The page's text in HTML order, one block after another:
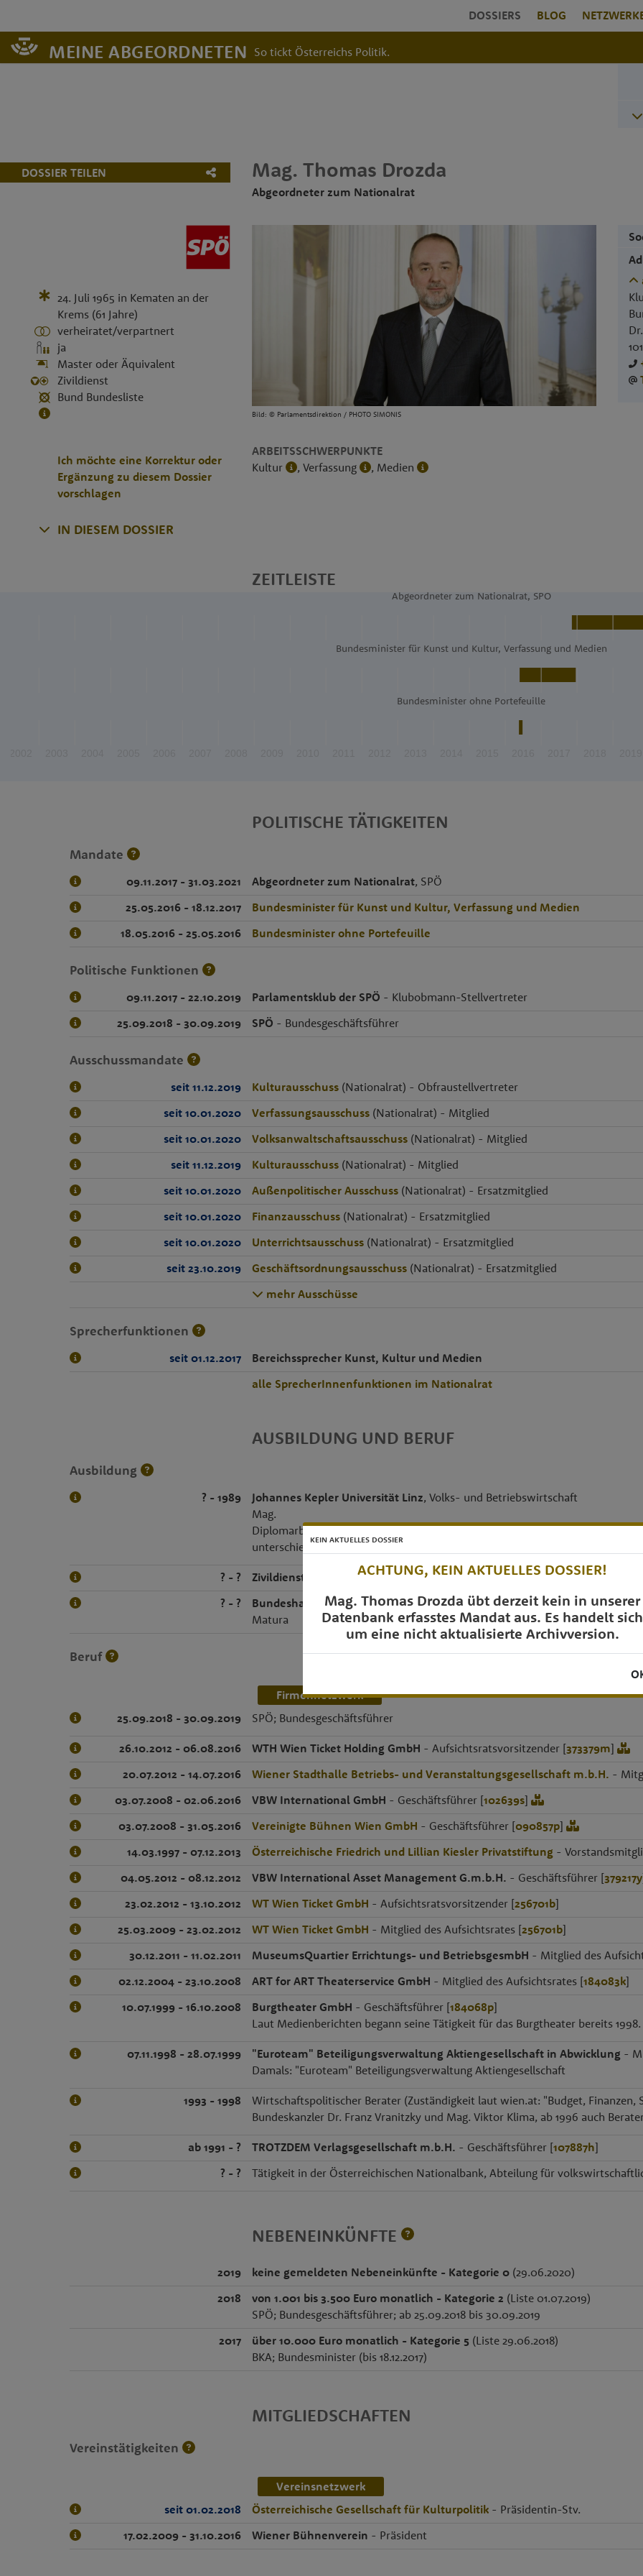
DOSSIERS BLOG
MEINE ABGEORDNETEN So tickt Österreichs Politik.
DOSSIER TEILEN Mag. Thomas Drozda
Abgeordneter zum Nationalrat
24. Juli 1965 in Kematen an der
Krems (61 Jahre)
verheiratet/verpartnert
ja
Master oder Äquivalent
Zivildienst
Bund Bundesliste
Ich möchte eine Korrektur oder
Ergänzung zu diesem Dossier
vorschlagen
IN DIESEM DOSSIER
Bild: © Parlamentsdirektion / PHOTO SIMONIS
ARBEITSSCHWERPUNKTE
Kultur
, Verfassung , Medien
ZEITLEISTE
Abgeordneter zum Nationalrat, SPÖ
Bundesminister für Kunst und Kultur, Verfassung und Medien
Bundesminister ohne Portefeuille
POLITISCHE TÄTIGKEITEN
Mandate
09.11.2017 - 31.03.2021 Abgeordneter zum Nationalrat, SPÖ
25.05.2016 - 18.12.2017
Bundesminister für Kunst und Kultur, Verfassung und Medien
18.05.2016 - 25.05.2016
Bundesminister ohne Portefeuille
Politische Funktionen
09.11.2017 - 22.10.2019 Parlamentsklub der SPÖ - Klubobmann-Stellvertreter
25.09.2018 - 30.09.2019
SPÖ - Bundesgeschäftsführer
Ausschussmandate
seit 11.12.2019 Kulturausschuss (Nationalrat) - Obfraustellvertreter
seit 10.01.2020
Verfassungsausschuss (Nationalrat) - Mitglied
seit 10.01.2020
Volksanwaltschaftsausschuss (Nationalrat) - Mitglied
seit 11.12.2019
Kulturausschuss (Nationalrat) - Mitglied
seit 10.01.2020
Außenpolitischer Ausschuss (Nationalrat) - Ersatzmitglied
seit 10.01.2020
Finanzausschuss (Nationalrat) - Ersatzmitglied
seit 10.01.2020
Unterrichtsausschuss (Nationalrat) - Ersatzmitglied
seit 23.10.2019
Geschäftsordnungsausschuss (Nationalrat) - Ersatzmitglied
mehr Ausschüsse
Sprecherfunktionen
seit 01.12.2017
Bereichssprecher Kunst, Kultur und Medien
alle SprecherInnenfunktionen im Nationalrat
AUSBILDUNG UND BERUF
Ausbildung
? - 1989 Johannes Kepler Universität Linz, Volks- und Betriebswirtschaft
Mag.
Diplomarbeit (1989): "Die Internationalisierung verstaatlichter und privater
unterschiedliche Motivationen und Fähigkeiten"
? - ?
Zivildienst
? - ?
Bundeshandelsakademie, Traun
Matura
Beruf
Firmennetzwerk
25.09.2018 - 30.09.2019
SPÖ; Bundesgeschäftsführer
26.10.2012 - 06.08.2016 WTH Wien Ticket Holding GmbH - Aufsichtsratsvorsitzender [373379m]
20.07.2012 - 14.07.2016
Wiener Stadthalle Betriebs- und Veranstaltungsgesellschaft m.b.H. -
03.07.2008 - 02.06.2016
VBW International GmbH - Geschäftsführer [102639s]
03.07.2008 - 31.05.2016
Vereinigte Bühnen Wien GmbH - Geschäftsführer [090857p]
14.03.1997 - 07.12.2013
Österreichische Friedrich und Lillian Kiesler Privatstiftung -
04.05.2012 - 08.12.2012
VBW International Asset Management G.m.b.H. - Geschäftsführer [379217y
23.02.2012 - 13.10.2012
WT Wien Ticket GmbH - Aufsichtsratsvorsitzender [256701b]
25.03.2009 - 23.02.2012
WT Wien Ticket GmbH - Mitglied des Aufsichtsrates [256701b]
30.12.2011 - 11.02.2011
MuseumsQuartier Errichtungs- und BetriebsgesmbH - Mitglied des
02.12.2004 - 23.10.2008
ART for ART Theaterservice GmbH - Mitglied des Aufsichtsrates [184083k]
10.07.1999 - 16.10.2008
Burgtheater GmbH - Geschäftsführer [184068p]
Laut Medienberichten begann seine Tätigkeit für das Burgtheater bereits 1998.
07.11.1998 - 28.07.1999 "Euroteam" Beteiligungsverwaltung Aktiengesellschaft in Abwicklung -
Damals: "Euroteam" Beteiligungsverwaltung Aktiengesellschaft
1993 - 1998
Wirtschaftspolitischer Berater (Zuständigkeit laut wien.at: "Budget, Finanzen,
Bundeskanzler Dr. Franz Vranitzky und Mag. Viktor Klima, ab 1996 auch
ab 1991 - ? TROTZDEM Verlagsgesellschaft m.b.H. - Geschäftsführer [107887h]
? - ?
Tätigkeit in der Österreichischen Nationalbank, Abteilung für
NEBENEINKÜNFTE
2019 keine gemeldeten Nebeneinkünfte - Kategorie 0 (29.06.2020)
2018
von 1.001 bis 3.500 Euro monatlich - Kategorie 2 (Liste 01.07.2019)
SPÖ; Bundesgeschäftsführer; ab 25.09.2018 bis 30.09.2019
2017
über 10.000 Euro monatlich - Kategorie 5 (Liste 29.06.2018)
BKA; Bundesminister (bis 18.12.2017)
MITGLIEDSCHAFTEN
Vereinstätigkeiten
Vereinsnetzwerk
seit 01.02.2018
Österreichische Gesellschaft für Kulturpolitik - Präsidentin-Stv.
17.02.2009 - 31.10.2016
Wiener Bühnenverein - Präsident
KEIN AKTUELLES DOSSIER
ACHTUNG, KEIN AKTUELLES DOSSIER!
Mag. Thomas Drozda übt derzeit kein in unserer
Datenbank erfasstes Mandat aus. Es handelt sich
um eine nicht aktualisierte Archivversion.